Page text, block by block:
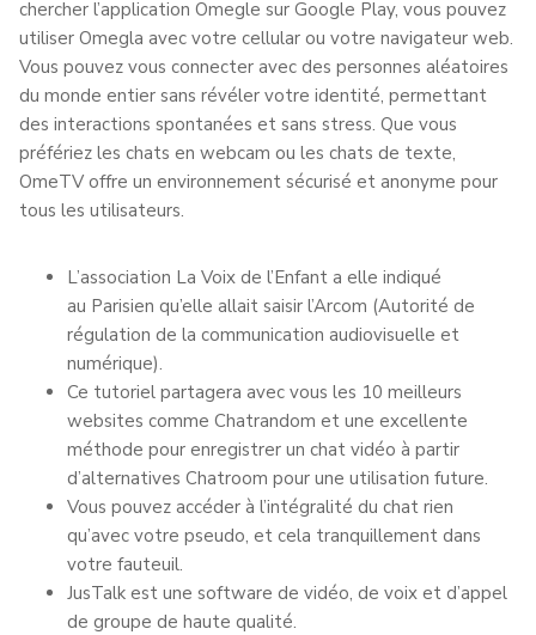
chercher l’application Omegle sur Google Play, vous pouvez
utiliser Omegla avec votre cellular ou votre navigateur web.
Vous pouvez vous connecter avec des personnes aléatoires
du monde entier sans révéler votre identité, permettant
des interactions spontanées et sans stress. Que vous
préfériez les chats en webcam ou les chats de texte,
OmeTV offre un environnement sécurisé et anonyme pour
tous les utilisateurs.
L’association La Voix de l’Enfant a elle indiqué
au Parisien qu’elle allait saisir l’Arcom (Autorité de
régulation de la communication audiovisuelle et
numérique).
Ce tutoriel partagera avec vous les 10 meilleurs
websites comme Chatrandom et une excellente
méthode pour enregistrer un chat vidéo à partir
d’alternatives Chatroom pour une utilisation future.
Vous pouvez accéder à l’intégralité du chat rien
qu’avec votre pseudo, et cela tranquillement dans
votre fauteuil.
JusTalk est une software de vidéo, de voix et d’appel
de groupe de haute qualité.